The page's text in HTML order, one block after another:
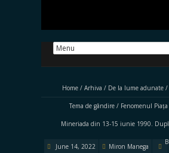
Home / Arhiva / De la lume adunate /
Tema de gândire / Fenomenul
Mineriada din 13-15 iunie 1990.
June 14, 2022 Miron Manega